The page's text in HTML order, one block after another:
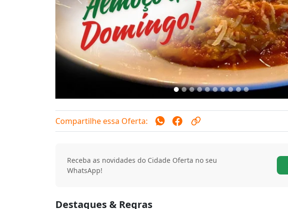
Previous
Compartilhe essa Oferta:
Receba as novidades do Cidade Oferta no seu
WhatsApp!
Destaques & Regras